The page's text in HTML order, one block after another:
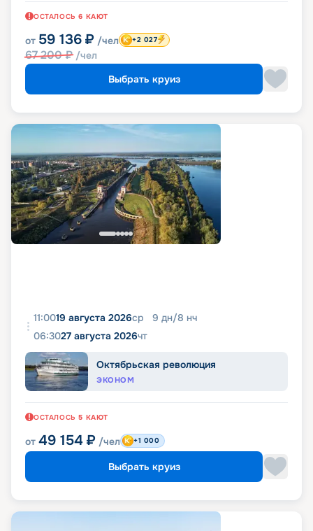
ОСТАЛОСЬ 6 КАЮТ
от 59 136 ₽ /чел
67 200₽ /чел
+2 027
Выбрать круиз
11:0019 августа 2026ср 9 дн/8 нч
06:3027 августа 2026чт
Октябрьская революция
ЭКОНОМ
ОСТАЛОСЬ 5 КАЮТ
от 49 154 ₽ /чел +1 000
Выбрать круиз